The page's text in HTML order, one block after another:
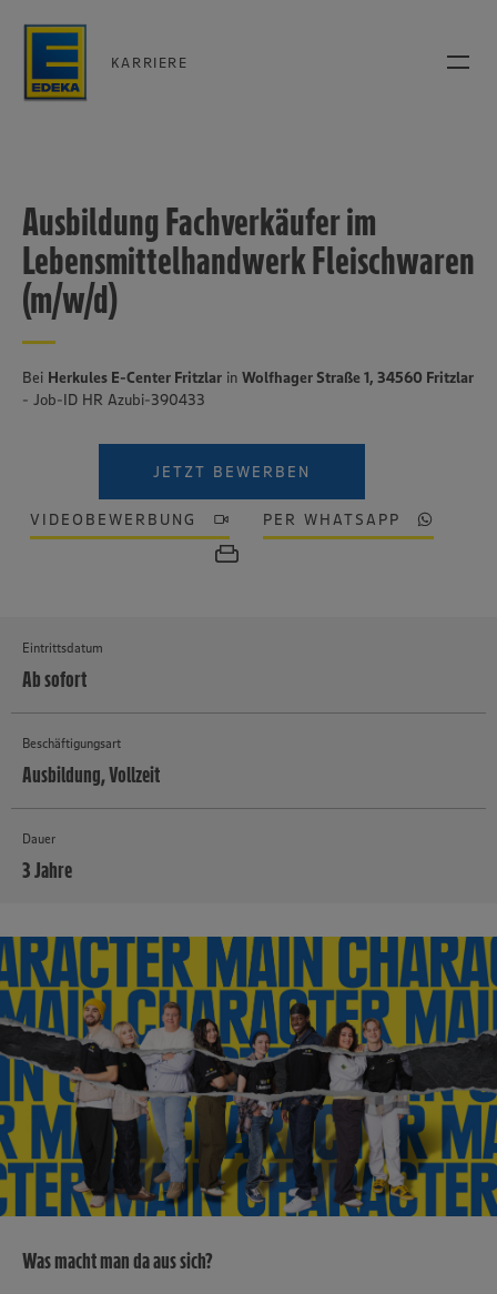
KARRIERE
Ausbildung Fachverkäufer im
Lebensmittelhandwerk Fleischwaren
(m/w/d)
Bei Herkules E-Center Fritzlar in Wolfhager Straße 1, 34560 Fritzlar
- Job-ID HR Azubi-390433
JETZT BEWERBEN
VIDEOBEWERBUNG PER WHATSAPP
Eintrittsdatum
Ab sofort
Beschäftigungsart
Ausbildung, Vollzeit
Dauer
3 Jahre
Was macht man da aus sich?